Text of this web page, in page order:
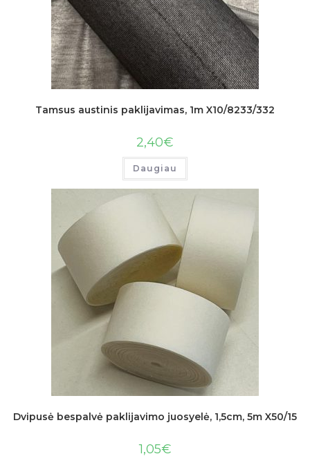
Tamsus austinis paklijavimas, 1m X10/8233/332
2,40€
Daugiau
Dvipusė bespalvė paklijavimo juosyelė, 1,5cm, 5m X50/15
1,05€